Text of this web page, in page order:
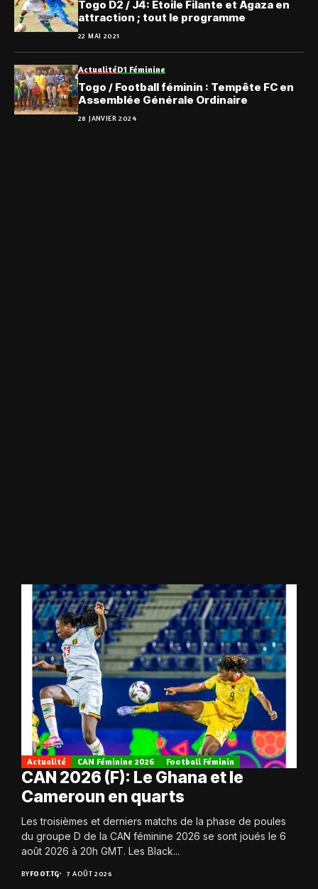
Togo D2 / J4: Étoile Filante et Agaza en
attraction ; tout le programme
22 MAI 2021
ActualitéD1 Féminine
Togo / Football féminin : Tempête FC en
Assemblée Générale Ordinaire
28 JANVIER 2024
Actualité CAN Féminine 2026 Football Féminin
CAN 2026 (F): Le Ghana et le
Cameroun en quarts
Les troisièmes et derniers matchs de la phase de poules
du groupe D de la CAN féminine 2026 se sont joués le 6
août 2026 à 20h GMT. Les Black...
BYFOOT.TG 7 AOÛT 2026